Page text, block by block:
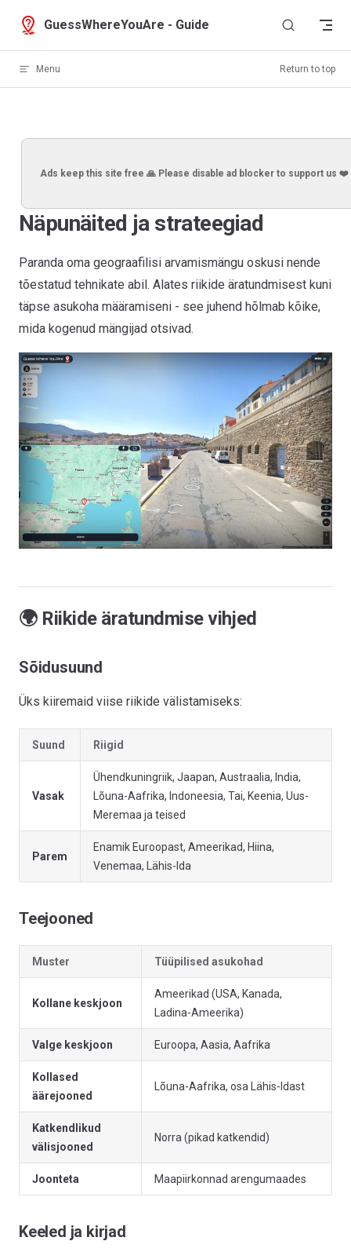
Skip to content
GuessWhereYouAre - Guide
Menu Return to top
Ads keep this site free 🙏 Please disable ad blocker to support us ❤️
Näpunäited ja strateegiad
Paranda oma geograafilisi arvamismängu oskusi nende
tõestatud tehnikate abil. Alates riikide äratundmisest kuni
täpse asukoha määramiseni - see juhend hõlmab kõike,
mida kogenud mängijad otsivad.
🌍 Riikide äratundmise vihjed
Sõidusuund
Üks kiiremaid viise riikide välistamiseks:
Suund Riigid
Vasak
Ühendkuningriik, Jaapan, Austraalia, India,
Lõuna-Aafrika, Indoneesia, Tai, Keenia, Uus-
Meremaa ja teised
Parem
Enamik Euroopast, Ameerikad, Hiina,
Venemaa, Lähis-Ida
Teejooned
Muster Tüüpilised asukohad
Kollane keskjoon
Ameerikad (USA, Kanada,
Ladina-Ameerika)
Valge keskjoon Euroopa, Aasia, Aafrika
Kollased
äärejooned
Lõuna-Aafrika, osa Lähis-Idast
Katkendlikud
välisjooned
Norra (pikad katkendid)
Joonteta Maapiirkonnad arengumaades
Keeled ja kirjad